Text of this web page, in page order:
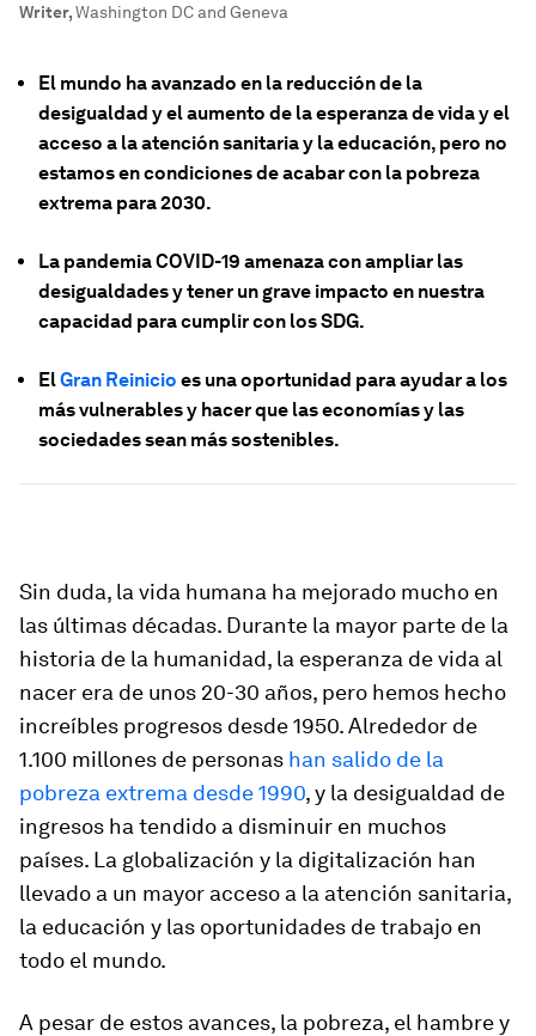
Writer,Washington DC and Geneva
El mundo ha avanzado en la reducción de la
desigualdad y el aumento de la esperanza de vida y el
acceso a la atención sanitaria y la educación, pero no
estamos en condiciones de acabar con la pobreza
extrema para 2030.
La pandemia COVID-19 amenaza con ampliar las
desigualdades y tener un grave impacto en nuestra
capacidad para cumplir con los SDG.
ElGran Reinicio es una oportunidad para ayudar a los
más vulnerables y hacer que las economías y las
sociedades sean más sostenibles.
Sin duda, la vida humana ha mejorado mucho en
las últimas décadas. Durante la mayor parte de la
historia de la humanidad, la esperanza de vida al
nacer era de unos 20-30 años, pero hemos hecho
increíbles progresos desde 1950. Alrededor de
1.100 millones de personas han salido de la
pobreza extrema desde 1990, y la desigualdad de
ingresos ha tendido a disminuir en muchos
países. La globalización y la digitalización han
llevado a un mayor acceso a la atención sanitaria,
la educación y las oportunidades de trabajo en
todo el mundo.
A pesar de estos avances, la pobreza, el hambre y